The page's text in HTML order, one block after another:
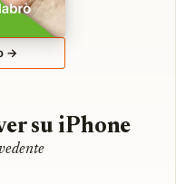
→
su iPhone